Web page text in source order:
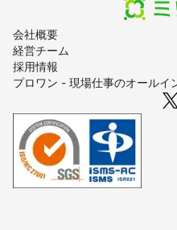
会社概要
経営チーム
採用情報
プロワン - 現場仕事のオールイ